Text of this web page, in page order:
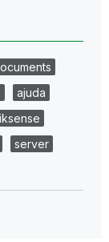
ajuda
server